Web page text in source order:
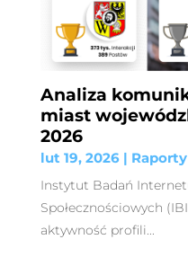
Analiza
miast
2026
lut 19, 2026| Raporty
Instytut Badań
Społecznościowych
aktywność profili...